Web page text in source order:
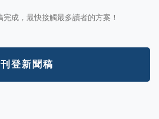
成，最快接觸最多讀者的方案！
刊登新聞稿